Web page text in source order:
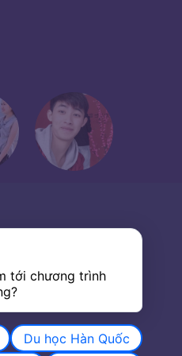
tới chương trình
Du học Hàn Quốc